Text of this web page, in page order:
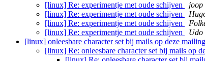
[linux] Re: experimentje met oude schijven
joop
[linux] Re: experimentje met oude schijven
[linux] Re: experimentje met oude schijven
[linux] Re: experimentje met oude schijven
Udo
[linux] onleesbare character set bij mails op deze
[linux] Re: onleesbare character set bij mails op